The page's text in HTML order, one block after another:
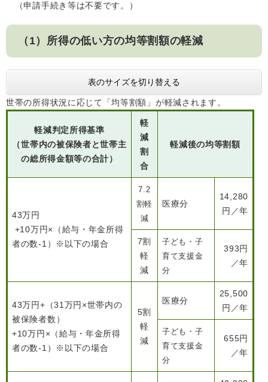
が
分類からさがす 組織からさがす
カレンダーからさがす お問い合わせ
（申請手続き等は不要です。）
（1）所得の低い方の均等割額の軽減
表のサイズを切り替える
世帯の所得状況に応じて「均等割額」が軽減されます。
軽減判定所得基準
（世帯内の被保険者と世帯主
の総所得金額等の合計）
軽
減
割
合
軽減後の均等割額
43万円
+10万円×（給与・年金所得
者の数-1）※以下の場合
7.2
割軽
減
医療分
14,280
円／年
7割
軽
減
子ども・子
育て支援金
分
393円
／年
43万円+（31万円×世帯内の
被保険者数）
+10万円×（給与・年金所得
者の数-1）※以下の場合
5割
軽
減
医療分
25,500
円／年
子ども・子
育て支援金
分
655円
／年